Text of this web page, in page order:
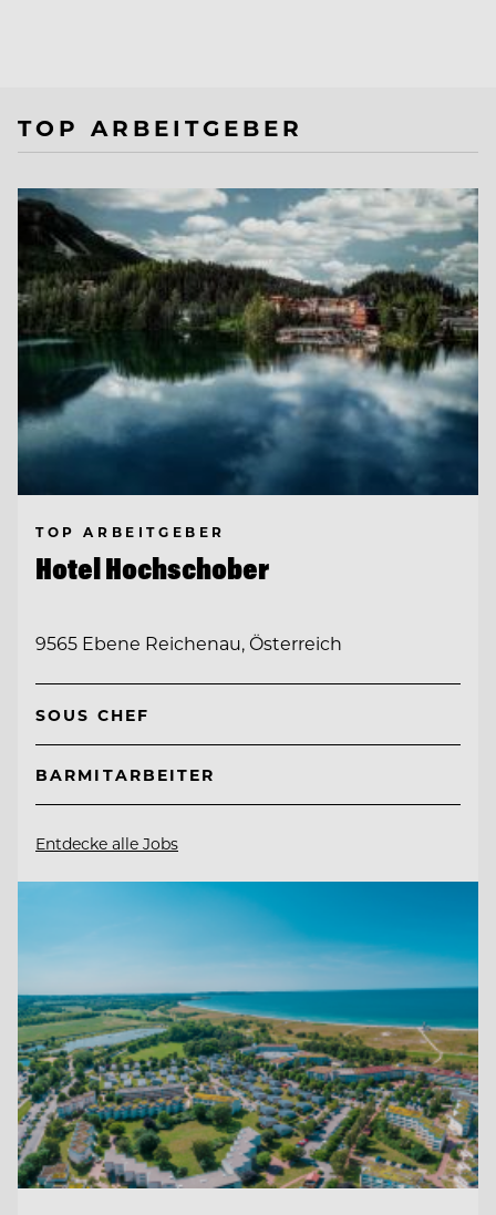
TOP ARBEITGEBER
TOP ARBEITGEBER
Hotel Hochschober
9565 Ebene Reichenau, Österreich
SOUS CHEF
BARMITARBEITER
Entdecke alle Jobs